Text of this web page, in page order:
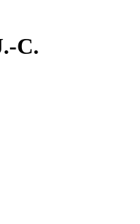
C.